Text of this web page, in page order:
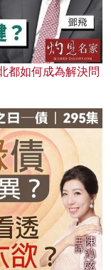
都如何成為解決問